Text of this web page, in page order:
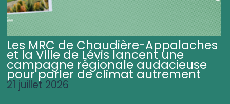
Les MRC de Chaudière-Appalaches
et la Ville de Lévis lancent une
campagne régionale audacieuse
pour parler de climat autrement
21 juillet 2026